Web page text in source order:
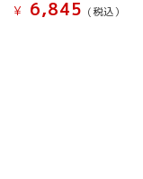
¥
6,845 (税込）